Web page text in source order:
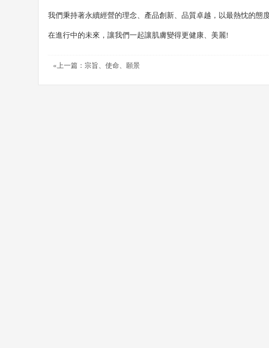
我們秉持著永續經營的理念、產品創新、品質卓越，以最熱忱的態
在進行中的未來，讓我們一起讓肌膚變得更健康、美麗!
«上一篇：宗旨、使命、願景